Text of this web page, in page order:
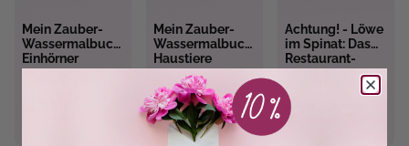
Mein Zauber-
Wassermalbuch
Einhörner
Mein Zauber-
Wassermalbuch
Haustiere
Sofort Lieferbar
11,99 €
Achtung! - Löwe
im Spinat: Das
Restaurant-
Mitmachbuch
Sofort Lieferbar
8,99 €